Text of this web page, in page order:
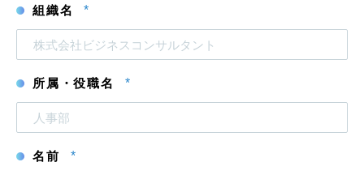
組織名 *
所属・役職名 *
名前 *